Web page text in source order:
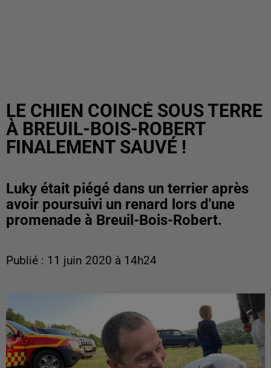
LE CHIEN COINCÉ SOUS TERRE
À BREUIL-BOIS-ROBERT
FINALEMENT SAUVÉ !
Luky était piégé dans un terrier après
avoir poursuivi un renard lors d'une
promenade à Breuil-Bois-Robert.
Publié : 11 juin 2020 à 14h24